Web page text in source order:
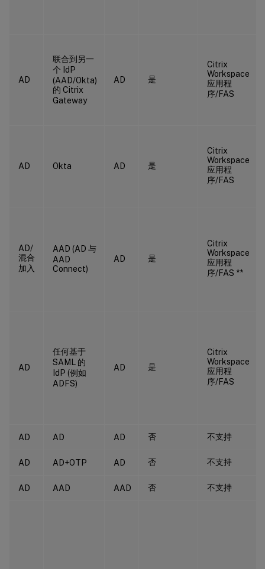
AD
联合到另一
个 IdP
(AAD/Okta)
的 Citrix
Gateway
AD 是
Citrix
Workspace
应用程
序/FAS
AD Okta AD 是
Citrix
Workspace
应用程
序/FAS
AD/
混合
加入
AAD (AD 与
AAD
Connect)
AD 是
Citrix
Workspace
应用程
序/FAS **
AD
任何基于
SAML 的
IdP (例如
ADFS)
AD 是
Citrix
Workspace
应用程
序/FAS
AD AD AD 否 不支持
AD AD+OTP AD 否 不支持
AD AAD AAD 否 不支持